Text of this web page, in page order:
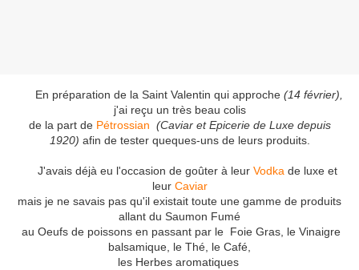
En préparation de la Saint Valentin qui approche (14 février),
j'ai reçu un très beau colis
de la part de Pétrossian (Caviar et Epicerie de Luxe depuis
1920) afin de tester queques-uns de leurs produits.
J'avais déjà eu l'occasion de goûter à leur Vodka de luxe et
leur Caviar
mais je ne savais pas qu'il existait toute une gamme de produits
allant du Saumon Fumé
au Oeufs de poissons en passant par le Foie Gras, le Vinaigre
balsamique, le Thé, le Café,
les Herbes aromatiques